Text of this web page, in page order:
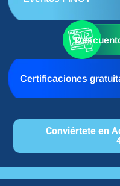
Certificaciones
Conviértete en